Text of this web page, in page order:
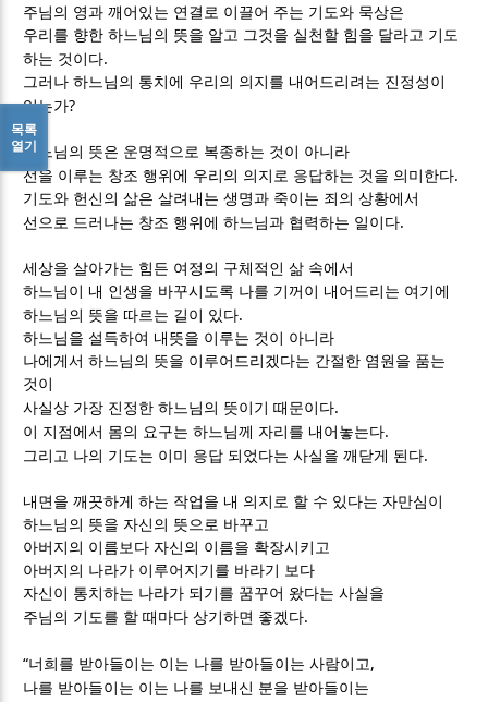
주님의 영과 깨어있는 연결로 이끌어 주는 기도와 묵상은
우리를 향한 하느님의 뜻을 알고 그것을 실천할 힘을 달라고 기도
하는 것이다.
그러나 하느님의 통치에 우리의 의지를 내어드리려는 진정성이
있는가?
하느님의 뜻은 운명적으로 복종하는 것이 아니라
선을 이루는 창조 행위에 우리의 의지로 응답하는 것을 의미한다.
기도와 헌신의 삶은 살려내는 생명과 죽이는 죄의 상황에서
선으로 드러나는 창조 행위에 하느님과 협력하는 일이다.
세상을 살아가는 힘든 여정의 구체적인 삶 속에서
하느님이 내 인생을 바꾸시도록 나를 기꺼이 내어드리는 여기에
하느님의 뜻을 따르는 길이 있다.
하느님을 설득하여 내뜻을 이루는 것이 아니라
나에게서 하느님의 뜻을 이루어드리겠다는 간절한 염원을 품는
것이
사실상 가장 진정한 하느님의 뜻이기 때문이다.
이 지점에서 몸의 요구는 하느님께 자리를 내어놓는다.
그리고 나의 기도는 이미 응답 되었다는 사실을 깨닫게 된다.
내면을 깨끗하게 하는 작업을 내 의지로 할 수 있다는 자만심이
하느님의 뜻을 자신의 뜻으로 바꾸고
아버지의 이름보다 자신의 이름을 확장시키고
아버지의 나라가 이루어지기를 바라기 보다
자신이 통치하는 나라가 되기를 꿈꾸어 왔다는 사실을
주님의 기도를 할 때마다 상기하면 좋겠다.
“너희를 받아들이는 이는 나를 받아들이는 사람이고 ,
나를 받아들이는 이는 나를 보내신 분을 받아들이는
목록
열기